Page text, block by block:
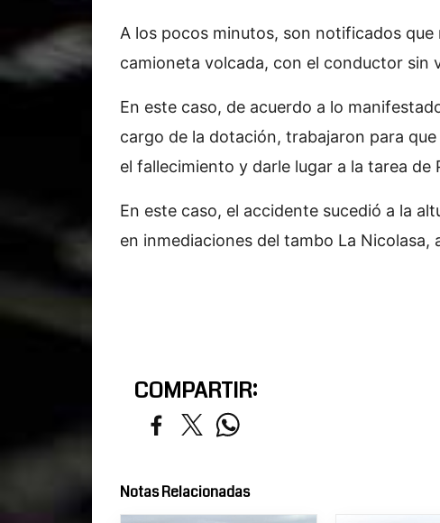
A los pocos minutos, son notificados
camioneta volcada, con el conductor sin
En este caso, de acuerdo a lo
cargo de la dotación, trabajaron para
el fallecimiento y darle lugar a la tarea de
En este caso, el accidente sucedió a la
en inmediaciones del tambo La Nicolasa,
COMPARTIR:
Notas Relacionadas